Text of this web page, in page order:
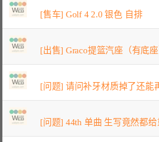
[售车] Golf 4 2.0 银色 自排
[出售] Graco提篮汽座（有底
[问题] 请问补牙材质掉了还能
[问题] 44th 单曲 生写竟然都给